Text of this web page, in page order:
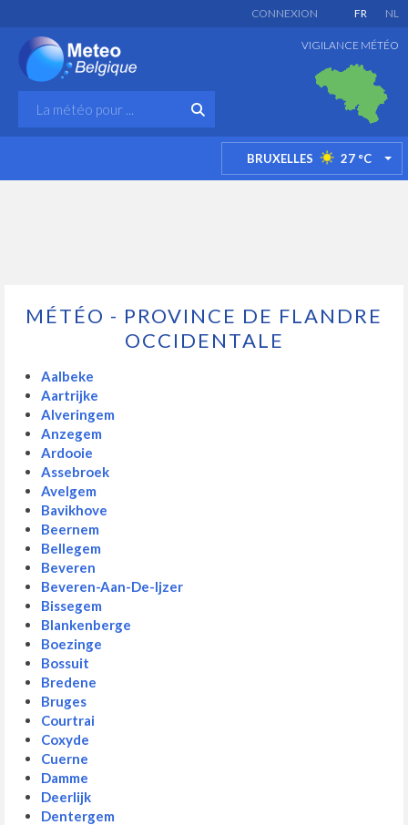
FR NL
CONNEXION
VIGILANCE MÉTÉO
BRUXELLES 27 °C
MÉTÉO - PROVINCE DE FLANDRE
OCCIDENTALE
Aalbeke
Aartrijke
Alveringem
Anzegem
Ardooie
Assebroek
Avelgem
Bavikhove
Beernem
Bellegem
Beveren
Beveren-Aan-De-Ijzer
Bissegem
Blankenberge
Boezinge
Bossuit
Bredene
Bruges
Courtrai
Coxyde
Cuerne
Damme
Deerlijk
Dentergem